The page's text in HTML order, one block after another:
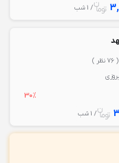
/ 1 شب
( 76 نظر )
30%
/ 1 شب